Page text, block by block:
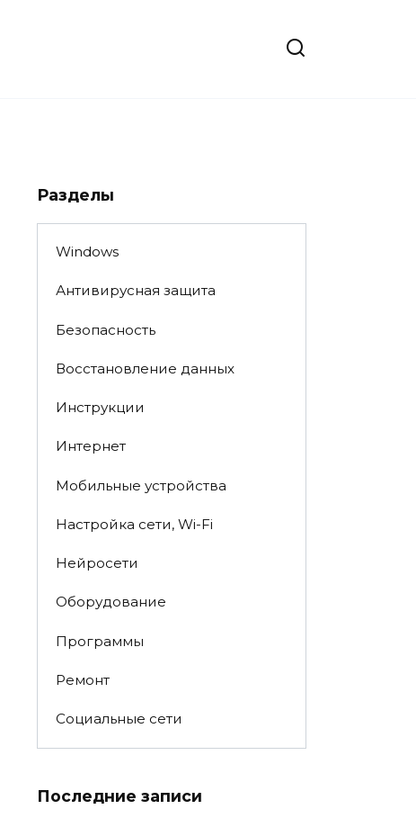
Разделы
Windows
Антивирусная защита
Безопасность
Восстановление данных
Инструкции
Интернет
Мобильные устройства
Настройка сети, Wi-Fi
Нейросети
Оборудование
Программы
Ремонт
Социальные сети
Последние записи